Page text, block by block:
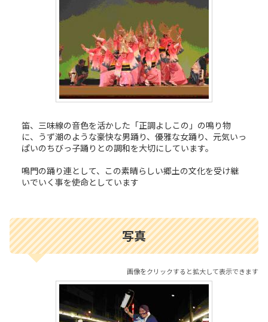
笛、三味線の音色を活かした「正調よしこの」の鳴り物
に、うず潮のような豪快な男踊り、優雅な女踊り、元気いっ
ぱいのちびっ子踊りとの調和を大切にしています。
鳴門の踊り連として、この素晴らしい郷土の文化を受け継
いでいく事を使命としています
写真
画像をクリックすると拡大して表示できます